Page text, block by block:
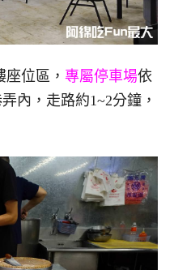
位區， 專屬停車場依
內，走路約1~2分鐘，